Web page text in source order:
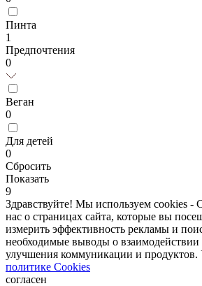
Пинта
1
Предпочтения
0
Веган
0
Для детей
0
Сбросить
Показать
9
Здравствуйте! Мы используем cookies -
нас о страницах сайта, которые вы
измерить эффективность рекламы и
необходимые выводы о взаимодействии
улучшения коммуникации и продуктов.
политике Cookies
согласен